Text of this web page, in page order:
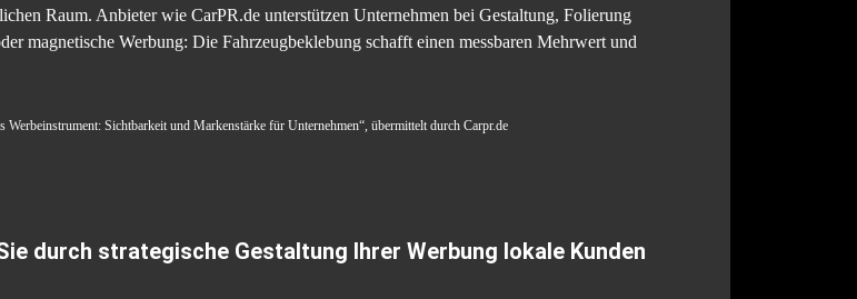
Raum. Anbieter wie CarPR.de unterstützen Unternehmen bei Gestaltung, Folierung
magnetische Werbung: Die Fahrzeugbeklebung schafft einen messbaren Mehrwert und
Sichtbarkeit und Markenstärke für Unternehmen“, übermittelt durch Carpr.de
durch strategische Gestaltung Ihrer Werbung lokale Kunden